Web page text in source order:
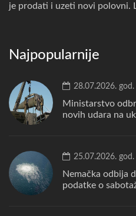
je prodati i uzeti novi polovni.
Najpopularnije
28.07.2026. god.
Ministarstvo
novih udara na
25.07.2026. god.
Nemačka odbija
podatke o